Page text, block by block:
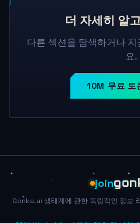
더 자세히 알
다른 섹션을 탐색하거나 지
요.
10M 무료 토
join
Gonka.ai 생태계에 관한 독립적인 정보